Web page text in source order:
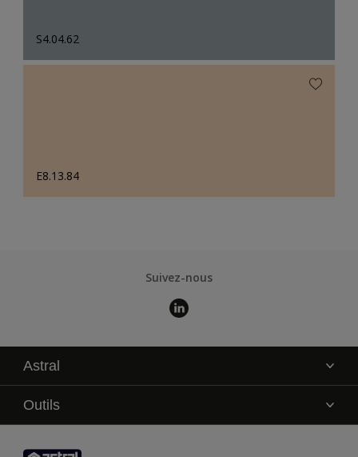
S4.04.62
E8.13.84
Suivez-nous
Astral
La marque
Service technique
Contact
Outils